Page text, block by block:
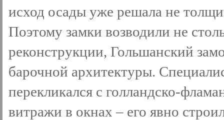
исход осады уже решала не
Поэтому замки возводили не
реконструкции, Гольшанский
барочной архитектуры.
перекликался с голландско-
витражи в окнах – его явно